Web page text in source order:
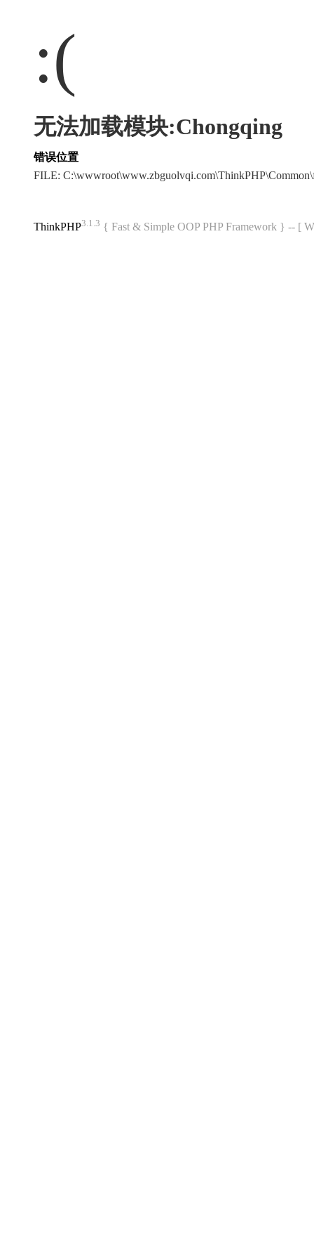
:(
无法加载模块:Chongqing
错误位置
FILE:
ThinkPHP3.1.3 { Fast & Simple OOP PHP Framework } -- [